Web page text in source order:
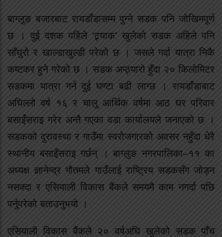
बाग्लुङ बजारबाट रायडाँडासम्म पुग्ने सडक पनि जोखिमपूर्ण
छ । दुई दशक पहिले ‘ट्र्याक’ खुलेको सडक अहिले पनि
साँघुरो र खाल्डाखुल्डी परेको छ । जसले गर्दा यात्रा निकै
कष्टकर हुने गरेको छ । सडक अप्ठ्यारो हुँदा २० किलोमिटर
सडकमा यात्रा गर्न दुई घण्टा बढी लाग्छ । रायडाँडाबाट
अघिल्लो वर्ष १६ र चालु आर्थिक वर्षमा आठ घर परिवार
बसाइँसराइ गरेर अन्तै गएका वडा कार्यालयले जनाएको छ ।
सडकको दुरावस्था र गाउँमा स्वरोजगारको अवसर नहुँदा धेरै
स्थानीय बसाइँसराइ गर्छन् । बाग्लुङ नगरपालिका–११ का
अध्यक्ष ज्ञानेन्द्र गौतमले गाउँलाई राष्ट्रिय सडकसँग जोड्न
नसक्दा र एसियाली विकास बैंकले समयमै काम नगर्दा पछि
पर्नुपरेको बताउनुभयो ।
एसियाली विकास बैंकले २० वर्षअघि खुलेको सडक पाँच